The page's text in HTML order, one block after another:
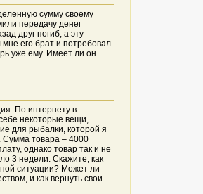
сумму своему
передачу денег
друг погиб, а эту
его брат и потребовал
уже ему. Имеет ли он
По интернету в
некоторые вещи,
для рыбалки, которой я
Сумма товара – 4000
однако товар так и не
3 недели. Скажите, как
ситуации? Может ли
и как вернуть свои